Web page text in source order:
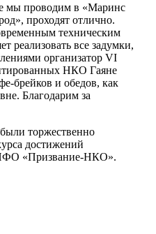
мы проводим в «Маринс
проходят отлично.
техническим
реализовать все задумки,
организатор VI
НКО Гаяне
брейков и обедов, как
Благодарим за
торжественно
достижений
«Призвание-НКО».